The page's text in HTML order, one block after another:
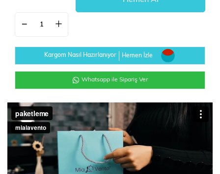
Kargom Nasıl Hazırlanıyor Hemen İzle
Whatsapp ile Sipariş Ver